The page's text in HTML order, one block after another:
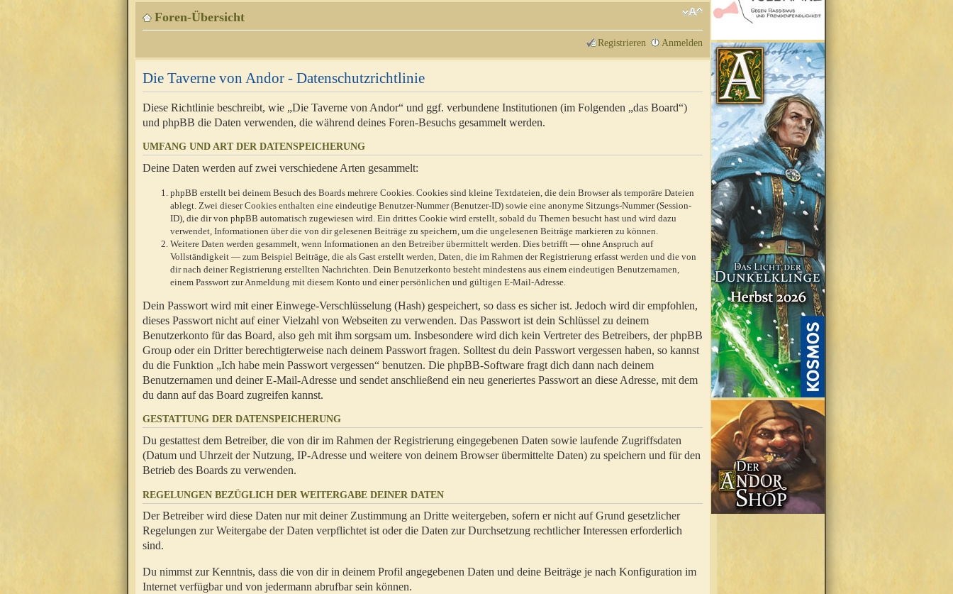
Foren-Übersicht
Registrieren Anmelden
Die Taverne von Andor - Datenschutzrichtlinie
Diese Richtlinie beschreibt, wie „Die Taverne von Andor“ und ggf. verbundene Institutionen (im Folgenden „das Board“)
und phpBB die Daten verwenden, die während deines Foren-Besuchs gesammelt werden.
UMFANG UND ART DER DATENSPEICHERUNG
Deine Daten werden auf zwei verschiedene Arten gesammelt:
phpBB erstellt bei deinem Besuch des Boards mehrere Cookies. Cookies sind kleine Textdateien, die dein Browser als temporäre Dateien
ablegt. Zwei dieser Cookies enthalten eine eindeutige Benutzer-Nummer (Benutzer-ID) sowie eine anonyme Sitzungs-Nummer (Session-
ID), die dir von phpBB automatisch zugewiesen wird. Ein drittes Cookie wird erstellt, sobald du Themen besucht hast und wird dazu
verwendet, Informationen über die von dir gelesenen Beiträge zu speichern, um die ungelesenen Beiträge markieren zu können.
Weitere Daten werden gesammelt, wenn Informationen an den Betreiber übermittelt werden. Dies betrifft — ohne Anspruch auf
Vollständigkeit — zum Beispiel Beiträge, die als Gast erstellt werden, Daten, die im Rahmen der Registrierung erfasst werden und die von
dir nach deiner Registrierung erstellten Nachrichten. Dein Benutzerkonto besteht mindestens aus einem eindeutigen Benutzernamen,
einem Passwort zur Anmeldung mit diesem Konto und einer persönlichen und gültigen E-Mail-Adresse.
Dein Passwort wird mit einer Einwege-Verschlüsselung (Hash) gespeichert, so dass es sicher ist. Jedoch wird dir empfohlen,
dieses Passwort nicht auf einer Vielzahl von Webseiten zu verwenden. Das Passwort ist dein Schlüssel zu deinem
Benutzerkonto für das Board, also geh mit ihm sorgsam um. Insbesondere wird dich kein Vertreter des Betreibers, der phpBB
Group oder ein Dritter berechtigterweise nach deinem Passwort fragen. Solltest du dein Passwort vergessen haben, so kannst
du die Funktion „Ich habe mein Passwort vergessen“ benutzen. Die phpBB-Software fragt dich dann nach deinem
Benutzernamen und deiner E-Mail-Adresse und sendet anschließend ein neu generiertes Passwort an diese Adresse, mit dem
du dann auf das Board zugreifen kannst.
GESTATTUNG DER DATENSPEICHERUNG
Du gestattest dem Betreiber, die von dir im Rahmen der Registrierung eingegebenen Daten sowie laufende Zugriffsdaten
(Datum und Uhrzeit der Nutzung, IP-Adresse und weitere von deinem Browser übermittelte Daten) zu speichern und für den
Betrieb des Boards zu verwenden.
REGELUNGEN BEZÜGLICH DER WEITERGABE DEINER DATEN
Der Betreiber wird diese Daten nur mit deiner Zustimmung an Dritte weitergeben, sofern er nicht auf Grund gesetzlicher
Regelungen zur Weitergabe der Daten verpflichtet ist oder die Daten zur Durchsetzung rechtlicher Interessen erforderlich
sind.
Du nimmst zur Kenntnis, dass die von dir in deinem Profil angegebenen Daten und deine Beiträge je nach Konfiguration im
Internet verfügbar und von jedermann abrufbar sein können.